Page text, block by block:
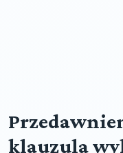
klauzula